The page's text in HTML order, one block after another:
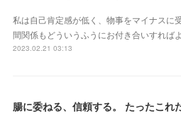
私は自己肯定感が低く、物事をマイナスに
間関係もどういうふうにお付き合いすれば
2023.02.21 03:13